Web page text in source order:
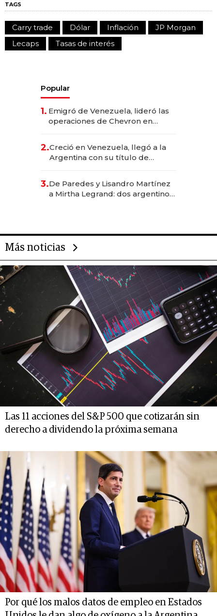
TAGS
Carry trade Dólar Inflación
JP Morgan
Lecaps
Tasas de interés
Popular
1. Emigró de Venezuela, lideró las
operaciones de Chevron en
2.Creció en Venezuela, llegó a la
Argentina con su título de
las marcas "fast premium"
3.De Paredes y Lisandro Martínez
a Mirtha Legrand: dos argentinos
Más noticias
Las 11 acciones del S&P 500 que cotizarán sin
derecho a dividendo la próxima semana
Por qué los malos datos de empleo en Estados